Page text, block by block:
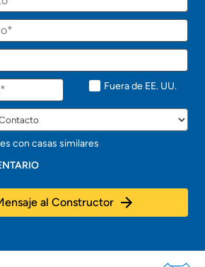
Fuera de EE. UU.
con casas similares
al Constructor